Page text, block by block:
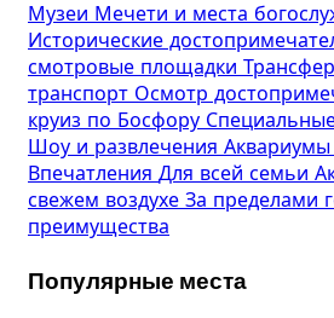
Музеи Мечети и места
Исторические
смотровые площадки
транспорт Осмотр
круиз по Босфору
Шоу и развлечения
Впечатления Для всей семьи
свежем воздухе За пределами
преимущества
Популярные места